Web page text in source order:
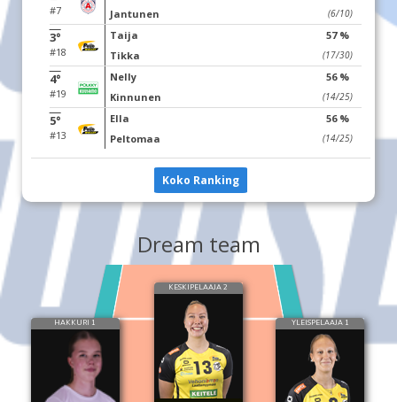
#7
Jantunen
(6/10)
3°
#18
Taija
Tikka
57 %
(17/30)
4°
#19
Nelly
Kinnunen
56 %
(14/25)
5°
#13
Ella
Peltomaa
56 %
(14/25)
Koko Ranking
Dream team
HAKKURI 1
KESKIPELAAJA 2
YLEISPELAAJA 1